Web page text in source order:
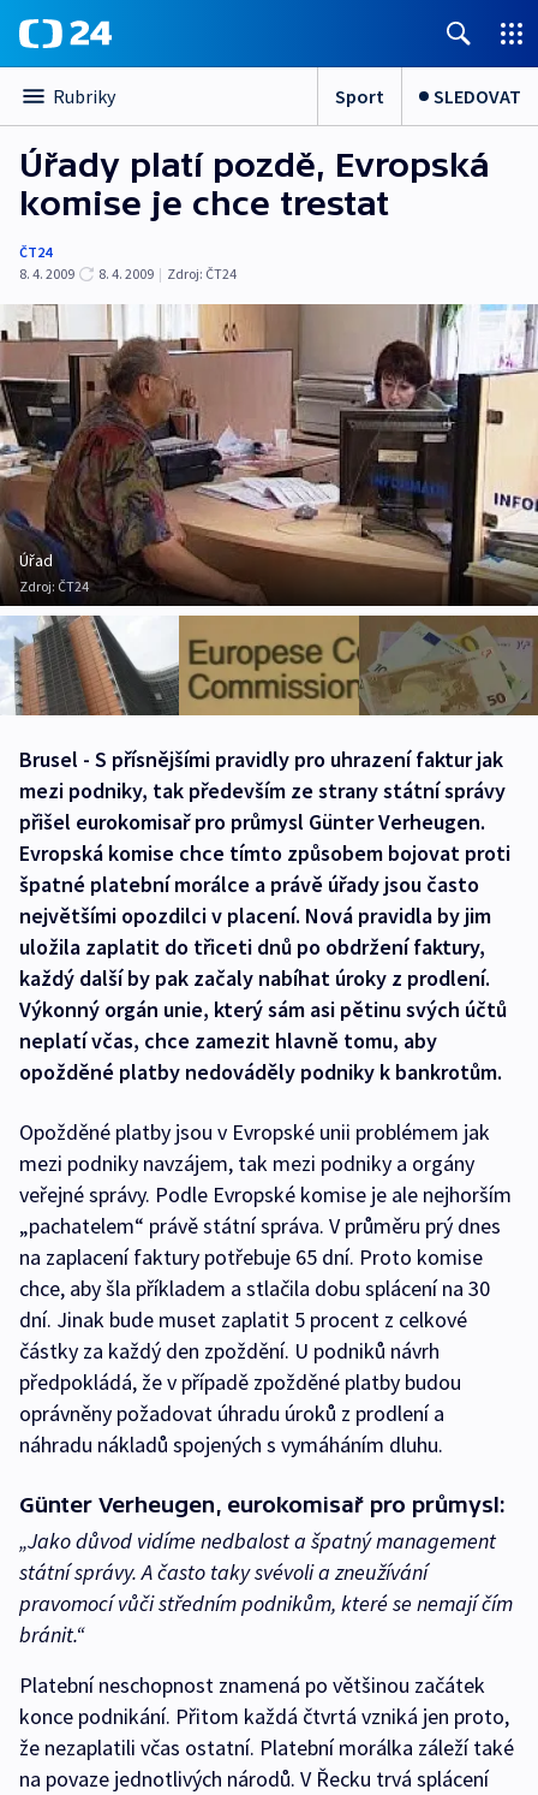
Rubriky Sport SLEDOVAT
Úřady platí pozdě, Evropská
komise je chce trestat
ČT24
8. 4. 2009
8. 4. 2009 | Zdroj: ČT24
Úřad
Zdroj: ČT24
Brusel - S přísnějšími pravidly pro uhrazení faktur jak
mezi podniky, tak především ze strany státní správy
přišel eurokomisař pro průmysl Günter Verheugen.
Evropská komise chce tímto způsobem bojovat proti
špatné platební morálce a právě úřady jsou často
největšími opozdilci v placení. Nová pravidla by jim
uložila zaplatit do třiceti dnů po obdržení faktury,
každý další by pak začaly nabíhat úroky z prodlení.
Výkonný orgán unie, který sám asi pětinu svých účtů
neplatí včas, chce zamezit hlavně tomu, aby
opožděné platby nedováděly podniky k bankrotům.
Opožděné platby jsou v Evropské unii problémem jak
mezi podniky navzájem, tak mezi podniky a orgány
veřejné správy. Podle Evropské komise je ale nejhorším
„pachatelem“ právě státní správa. V průměru prý dnes
na zaplacení faktury potřebuje 65 dní. Proto komise
chce, aby šla příkladem a stlačila dobu splácení na 30
dní. Jinak bude muset zaplatit 5 procent z celkové
částky za každý den zpoždění. U podniků návrh
předpokládá, že v případě zpožděné platby budou
oprávněny požadovat úhradu úroků z prodlení a
náhradu nákladů spojených s vymáháním dluhu.
Günter Verheugen, eurokomisař pro průmysl:
„Jako důvod vidíme nedbalost a špatný management
státní správy. A často taky svévoli a zneužívání
pravomocí vůči středním podnikům, které se nemají čím
bránit.“
Platební neschopnost znamená po většinou začátek
konce podnikání. Přitom každá čtvrtá vzniká jen proto,
že nezaplatili včas ostatní. Platební morálka záleží také
na povaze jednotlivých národů. V Řecku trvá splácení